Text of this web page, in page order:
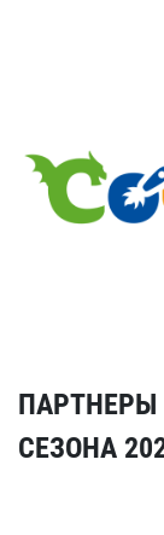
ПАРТНЕРЫ
СЕЗОНА